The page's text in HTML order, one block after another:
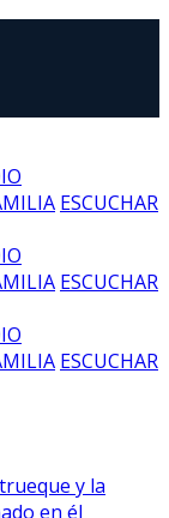
ESCUCHAR
ESCUCHAR
ESCUCHAR